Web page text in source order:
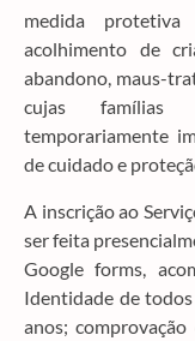
medida
acolhimento de
abandono, maus-
cujas famílias
temporariamente
de cuidado e
A inscrição ao
ser feita
Google forms,
Identidade de
anos;